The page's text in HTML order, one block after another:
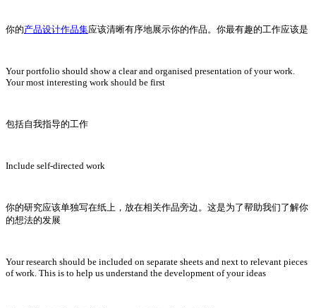
你的产品设计作品集应该清晰有序地展示你的作品。你最有趣的工作应该是
Your portfolio should show a clear and organised presentation of your work.
Your most interesting work should be first
包括自我指导的工作
Include self-directed work
你的研究应该单独写在纸上，放在相关作品旁边。这是为了帮助我们了解你
的想法的发展
Your research should be included on separate sheets and next to relevant pieces
of work. This is to help us understand the development of your ideas